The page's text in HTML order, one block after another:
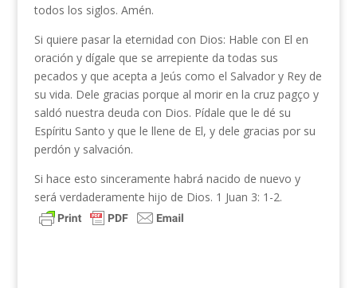
todos los siglos. Amén.
Si quiere pasar la eternidad con Dios: Hable con El en
oración y dígale que se arrepiente da todas sus
pecados y que acepta a Jeús como el Salvador y Rey de
su vida. Dele gracias porque al morir en la cruz pagço y
saldó nuestra deuda con Dios. Pídale que le dé su
Espíritu Santo y que le llene de El, y dele gracias por su
perdón y salvación.
Si hace esto sinceramente habrá nacido de nuevo y
será verdaderamente hijo de Dios. 1 Juan 3: 1-2.